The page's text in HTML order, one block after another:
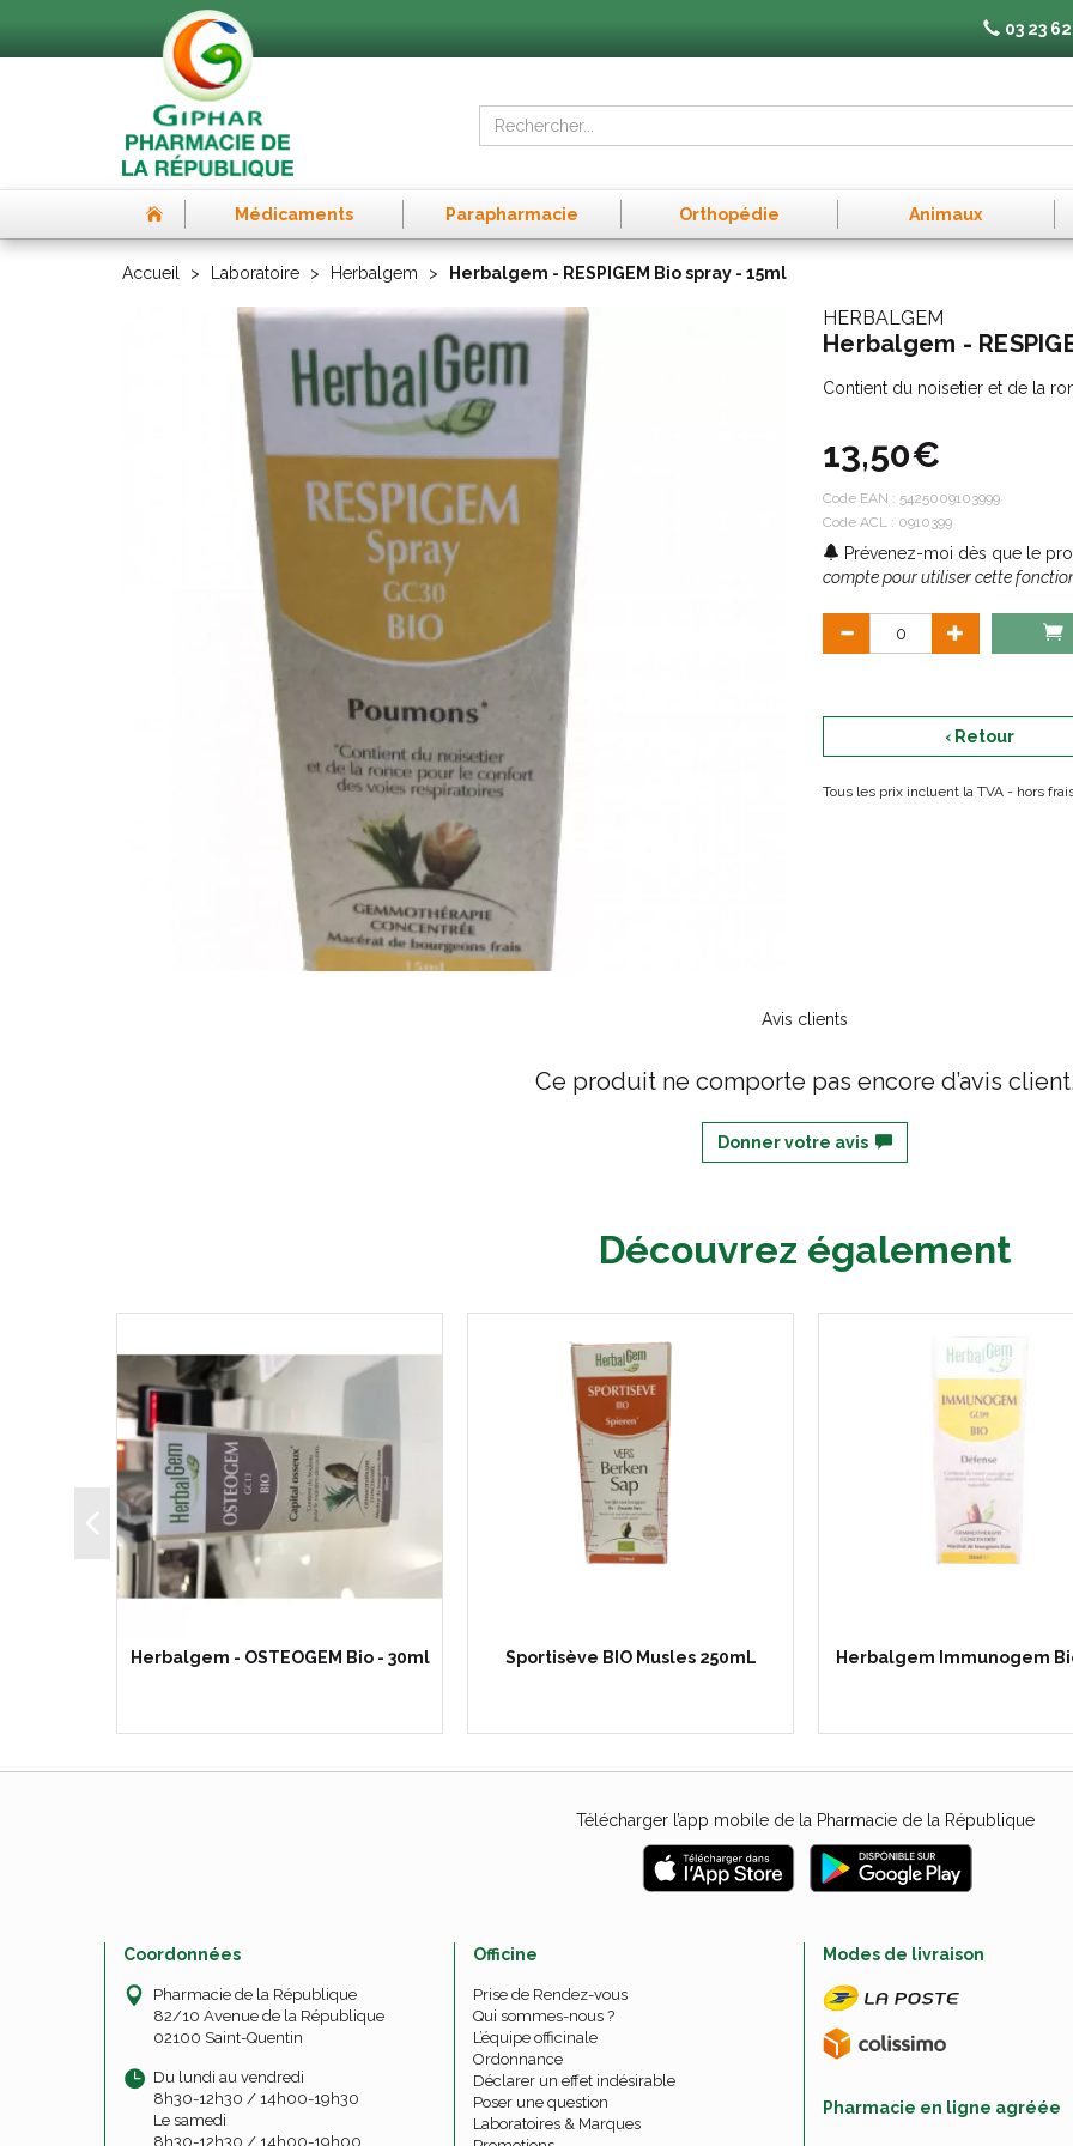
03 23
Médicaments Parapharmacie Orthopédie Animaux
Accueil Laboratoire Herbalgem Herbalgem - RESPIGEM Bio spray - 15ml
HERBALGEM
Herbalgem -
Contient du noisetier et de la
13,50€
Code EAN : 5425009103999
Code ACL : 0910399
Prévenez-moi dès que le
compte pour utiliser cette
‹ Retour
Tous les prix incluent la TVA - hors
Avis clients
Ce produit ne comporte pas encore d’avis
Donner votre avis
Découvrez également
Herbalgem - OSTEOGEM Bio - 30ml Sportisève BIO Musles 250mL Herbalgem Immunogem
Télécharger l’app mobile de la Pharmacie de la République
Coordonnées
Pharmacie de la République
82/10 Avenue de la République
02100 Saint-Quentin
Du lundi au vendredi
8h30-12h30 / 14h00-19h30
Le samedi
8h30-12h30 / 14h00-19h00
Officine
Prise de Rendez-vous
Qui sommes-nous ?
L’équipe officinale
Ordonnance
Déclarer un effet indésirable
Poser une question
Laboratoires & Marques
Modes de livraison
Pharmacie en ligne agréée